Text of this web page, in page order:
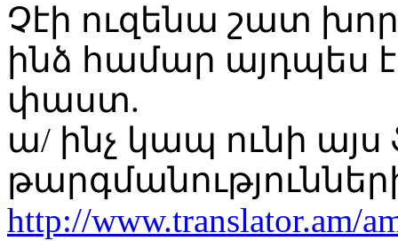
Չէի ուզենա շատ
ինձ համար այդպես
փաստ.
ա/ ինչ կապ ունի այս
http://www.translator.am/